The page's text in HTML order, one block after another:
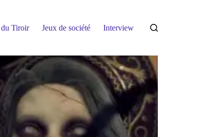
Tiroir Jeux de société Interview